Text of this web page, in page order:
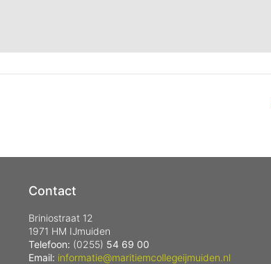
Contact
Briniostraat 12
1971 HM IJmuiden
Telefoon: (0255) 54 69 00
Email: informatie@maritiemcollegeijmuiden.nl